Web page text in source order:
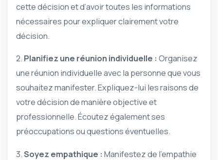
cette décision et d’avoir toutes les informations
nécessaires pour expliquer clairement votre
décision.
2. Planifiez une réunion individuelle : Organisez
une réunion individuelle avec la personne que vous
souhaitez manifester. Expliquez-lui les raisons de
votre décision de manière objective et
professionnelle. Écoutez également ses
préoccupations ou questions éventuelles.
3. Soyez empathique : Manifestez de l’empathie